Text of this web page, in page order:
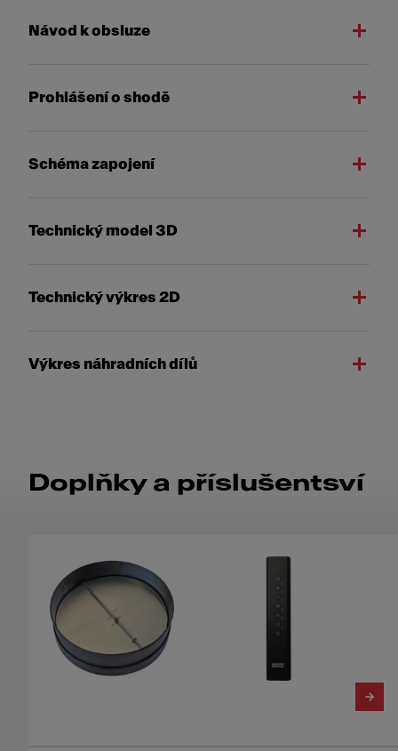
Návod k obsluze
Prohlášení o shodě
Schéma zapojení
Technický model 3D
Technický výkres 2D
Výkres náhradních dílů
Doplňky a příslušentsví